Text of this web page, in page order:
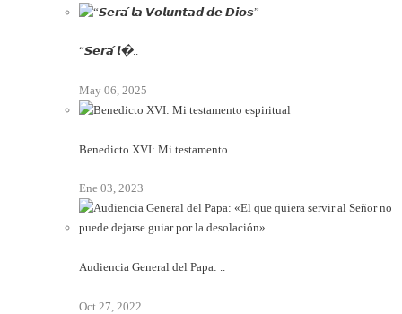
“𝙎𝙚𝙧𝙖́ 𝙡�..
May 06, 2025
Benedicto XVI: Mi testamento..
Ene 03, 2023
Audiencia General del Papa: ..
Oct 27, 2022